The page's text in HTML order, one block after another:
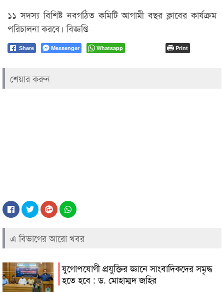
১১ সদস্য বিশিষ্ট নবগঠিত কমিটি আগামী বছর ক্লাবের কার্যক্রম
পরিচালনা করবে। বিজ্ঞপ্তি
Share Messenger Whatsapp Print
শেয়ার করুন
এ বিভাগের আরো খবর
যুগোপযোগী প্রযুক্তির জ্ঞানে সাংবাদিকদের সমৃদ্ধ
হতে হবে : ড. মোহাম্মদ জহির